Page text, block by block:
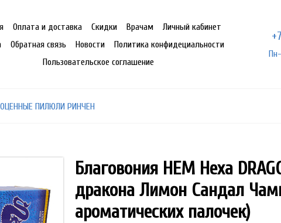
Оплата и доставка Скидки Врачам
Личный кабинет
Обратная связь Новости
Политика конфидециальности
Пользовательское соглашение
ПИЛЮЛИ РИНЧЕН
Благовония HEM Hexa
дракона Лимон Сандал
ароматических палочек)